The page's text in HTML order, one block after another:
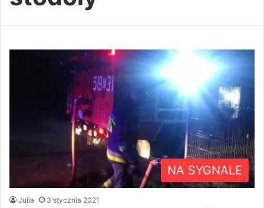
NA SYGNALE
Julia 3 stycznia 2021